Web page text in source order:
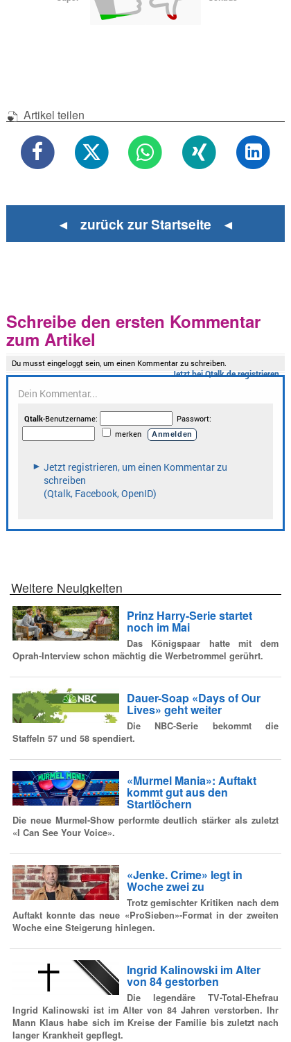
Artikel teilen
◄ zurück zur Startseite ◄
Schreibe den ersten Kommentar
zum Artikel
Weitere Neuigkeiten
Prinz Harry-Serie startet
noch im Mai
Das Königspaar hatte mit dem
Oprah-Interview schon mächtig die Werbetrommel gerührt.
Dauer-Soap «Days of Our
Lives» geht weiter
Die NBC-Serie bekommt die
Staffeln 57 und 58 spendiert.
«Murmel Mania»: Auftakt
kommt gut aus den
Startlöchern
Die neue Murmel-Show performte deutlich stärker als zuletzt
«I Can See Your Voice».
«Jenke. Crime» legt in
Woche zwei zu
Trotz gemischter Kritiken nach dem
Auftakt konnte das neue «ProSieben»-Format in der zweiten
Woche eine Steigerung hinlegen.
Ingrid Kalinowski im Alter
von 84 gestorben
Die legendäre TV-Total-Ehefrau
Ingrid Kalinowski ist im Alter von 84 Jahren verstorben. Ihr
Mann Klaus habe sich im Kreise der Familie bis zuletzt nach
langer Krankheit gepflegt.